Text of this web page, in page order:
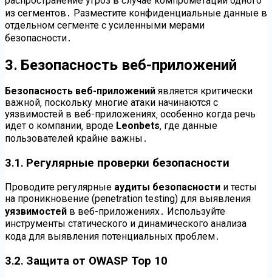
из сегментов․ Разместите конфиденциальные данные в
отдельном сегменте с усиленными мерами
безопасности․
3․ Безопасность веб-приложений
Безопасность веб-приложений является критически
важной‚ поскольку многие атаки начинаются с
уязвимостей в веб-приложениях‚ особенно когда речь
идет о компании‚ вроде Leonbets‚ где данные
пользователей крайне важны․
3․1․ Регулярные проверки безопасности
Проводите регулярные аудиты безопасности и тесты
на проникновение (penetration testing) для выявления
уязвимостей в веб-приложениях․ Используйте
инструменты статического и динамического анализа
кода для выявления потенциальных проблем․
3․2․ Защита от OWASP Top 10